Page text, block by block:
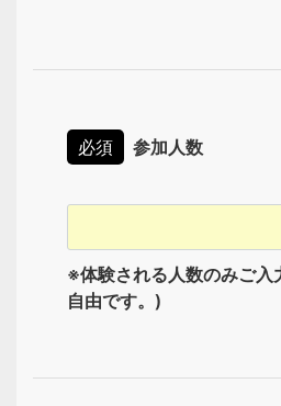
必須 参加人数
※体験される人数のみご入
自由です。)